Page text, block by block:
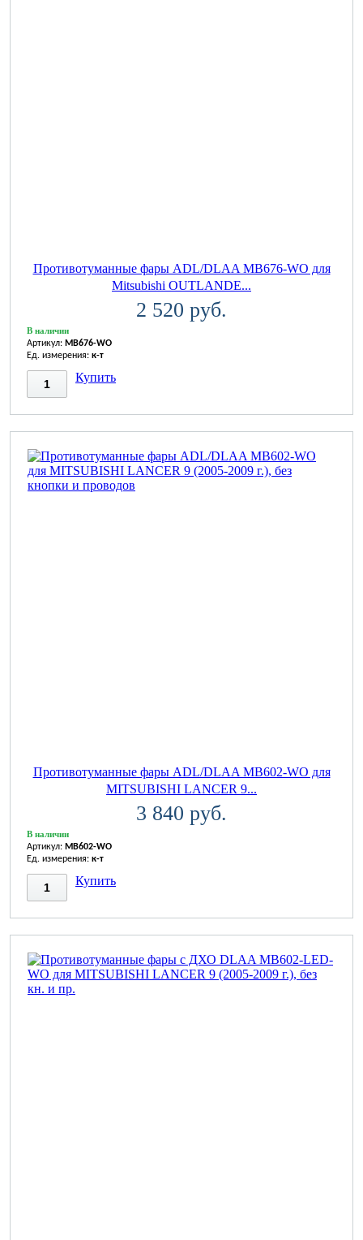
Противотуманные фары ADL/DLAA MB676-WO для
Mitsubishi OUTLANDE...
2 520 руб.
В наличии
Артикул: MB676-WO
Ед. измерения: к-т
Купить
Противотуманные фары ADL/DLAA MB602-WO для
MITSUBISHI LANCER 9...
3 840 руб.
В наличии
Артикул: MB602-WO
Ед. измерения: к-т
Купить